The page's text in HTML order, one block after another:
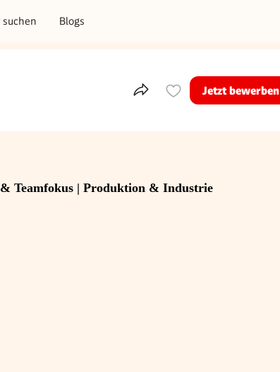
suchen Blogs
Teile dieses InseratJetzt bewerben
Teamfokus | Produktion & Industrie